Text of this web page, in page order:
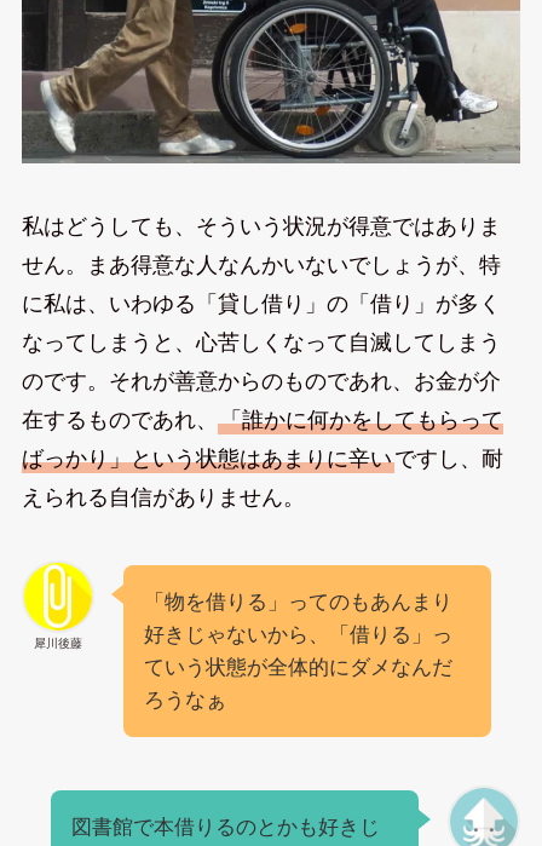
私はどうしても、そういう状況が得意ではありま
せん。まあ得意な人なんかいないでしょうが、特
に私は、いわゆる「貸し借り」の「借り」が多く
なってしまうと、心苦しくなって自滅してしまう
のです。それが善意からのものであれ、お金が介
在するものであれ、 「誰かに何かをしてもらって
ばっかり」という状態はあまりに辛いですし、耐
えられる自信がありません。
犀川後藤
「物を借りる」ってのもあんまり
好きじゃないから、「借りる」っ
ていう状態が全体的にダメなんだ
ろうなぁ
図書館で本借りるのとかも好きじ